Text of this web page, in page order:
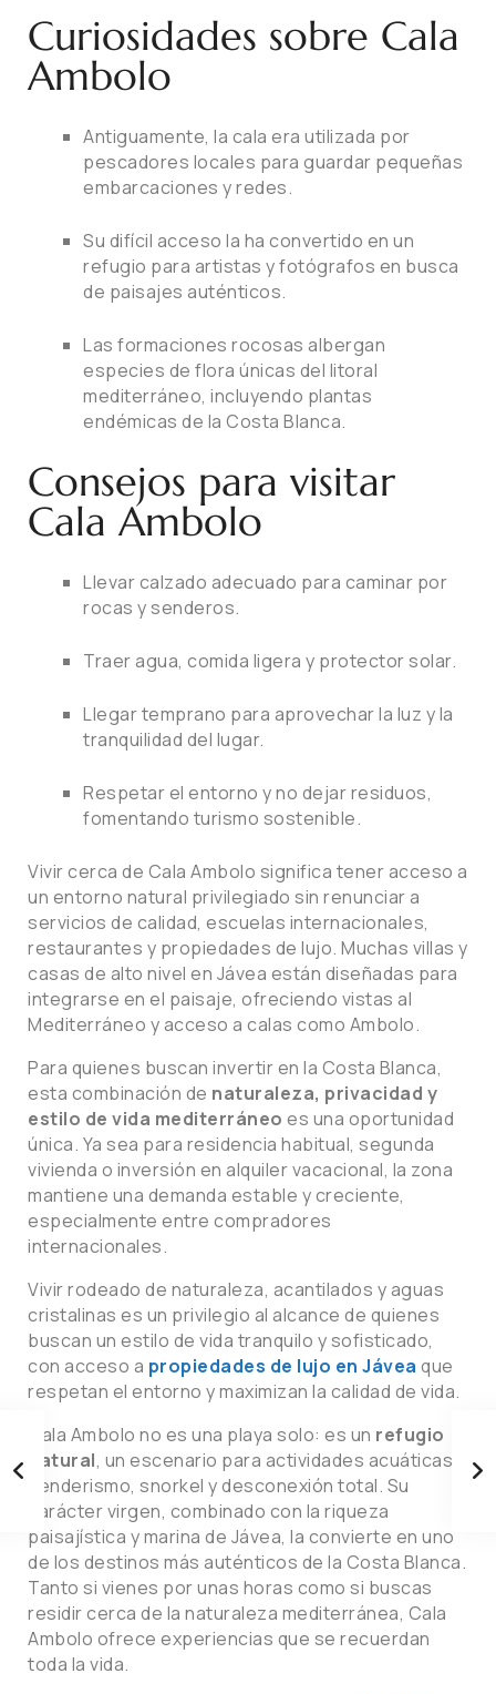
Curiosidades sobre Cala
Ambolo
Antiguamente, la cala era utilizada por
pescadores locales para guardar pequeñas
embarcaciones y redes.
Su difícil acceso la ha convertido en un
refugio para artistas y fotógrafos en busca
de paisajes auténticos.
Las formaciones rocosas albergan
especies de flora únicas del litoral
mediterráneo, incluyendo plantas
endémicas de la Costa Blanca.
Consejos para visitar
Cala Ambolo
Llevar calzado adecuado para caminar por
rocas y senderos.
Traer agua, comida ligera y protector solar.
Llegar temprano para aprovechar la luz y la
tranquilidad del lugar.
Respetar el entorno y no dejar residuos,
fomentando turismo sostenible.
Vivir cerca de Cala Ambolo significa tener acceso a
un entorno natural privilegiado sin renunciar a
servicios de calidad, escuelas internacionales,
restaurantes y propiedades de lujo. Muchas villas y
casas de alto nivel en Jávea están diseñadas para
integrarse en el paisaje, ofreciendo vistas al
Mediterráneo y acceso a calas como Ambolo.
Para quienes buscan invertir en la Costa Blanca,
esta combinación de naturaleza, privacidad y
estilo de vida mediterráneo es una oportunidad
única. Ya sea para residencia habitual, segunda
vivienda o inversión en alquiler vacacional, la zona
mantiene una demanda estable y creciente,
especialmente entre compradores
internacionales.
Vivir rodeado de naturaleza, acantilados y aguas
cristalinas es un privilegio al alcance de quienes
buscan un estilo de vida tranquilo y sofisticado,
con acceso a propiedades de lujo en Jávea que
respetan el entorno y maximizan la calidad de vida.
Cala Ambolo no es una playa solo: es un refugio
natural, un escenario para actividades acuáticas,
senderismo, snorkel y desconexión total. Su
carácter virgen, combinado con la riqueza
paisajística y marina de Jávea, la convierte en uno
de los destinos más auténticos de la Costa Blanca.
Tanto si vienes por unas horas como si buscas
residir cerca de la naturaleza mediterránea, Cala
Ambolo ofrece experiencias que se recuerdan
toda la vida.